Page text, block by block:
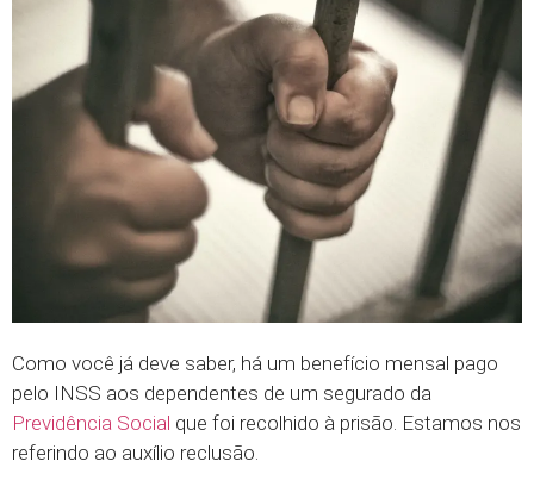
Como você já deve saber, há um benefício mensal pago
pelo INSS aos dependentes de um segurado da
Previdência Social que foi recolhido à prisão. Estamos nos
referindo ao auxílio reclusão.